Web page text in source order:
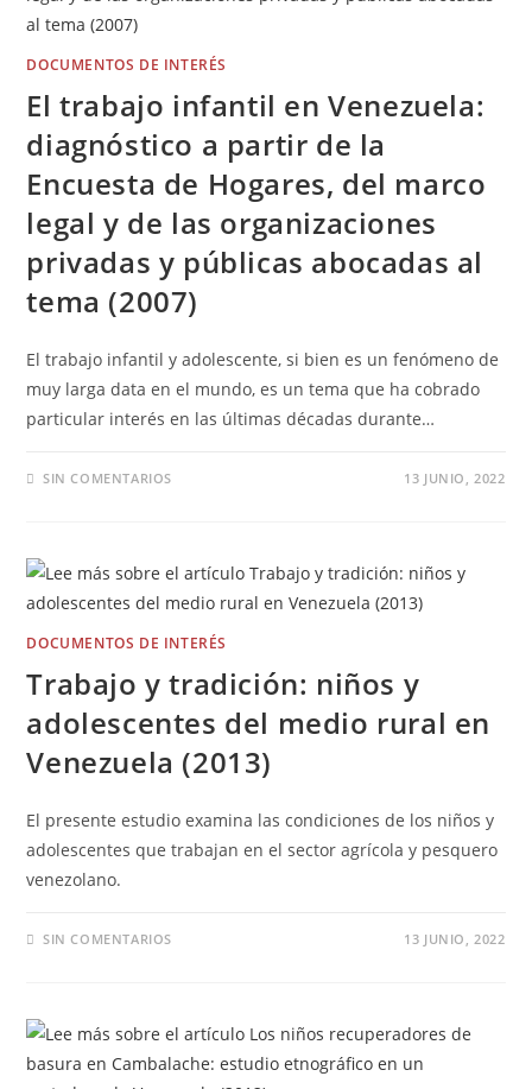
DOCUMENTOS DE INTERÉS
El trabajo infantil en Venezuela:
diagnóstico a partir de la
Encuesta de Hogares, del marco
legal y de las organizaciones
privadas y públicas abocadas al
tema (2007)
El trabajo infantil y adolescente, si bien es un fenómeno de
muy larga data en el mundo, es un tema que ha cobrado
particular interés en las últimas décadas durante…
SIN COMENTARIOS 13 JUNIO, 2022
DOCUMENTOS DE INTERÉS
Trabajo y tradición: niños y
adolescentes del medio rural en
Venezuela (2013)
El presente estudio examina las condiciones de los niños y
adolescentes que trabajan en el sector agrícola y pesquero
venezolano.
SIN COMENTARIOS 13 JUNIO, 2022